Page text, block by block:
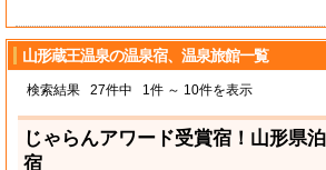
山形蔵王温泉の温泉宿、温泉旅館一覧
検索結果 27件中 1件 ～ 10件を表示
じゃらんアワード受賞宿！山形県
宿